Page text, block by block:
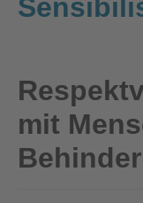
mit